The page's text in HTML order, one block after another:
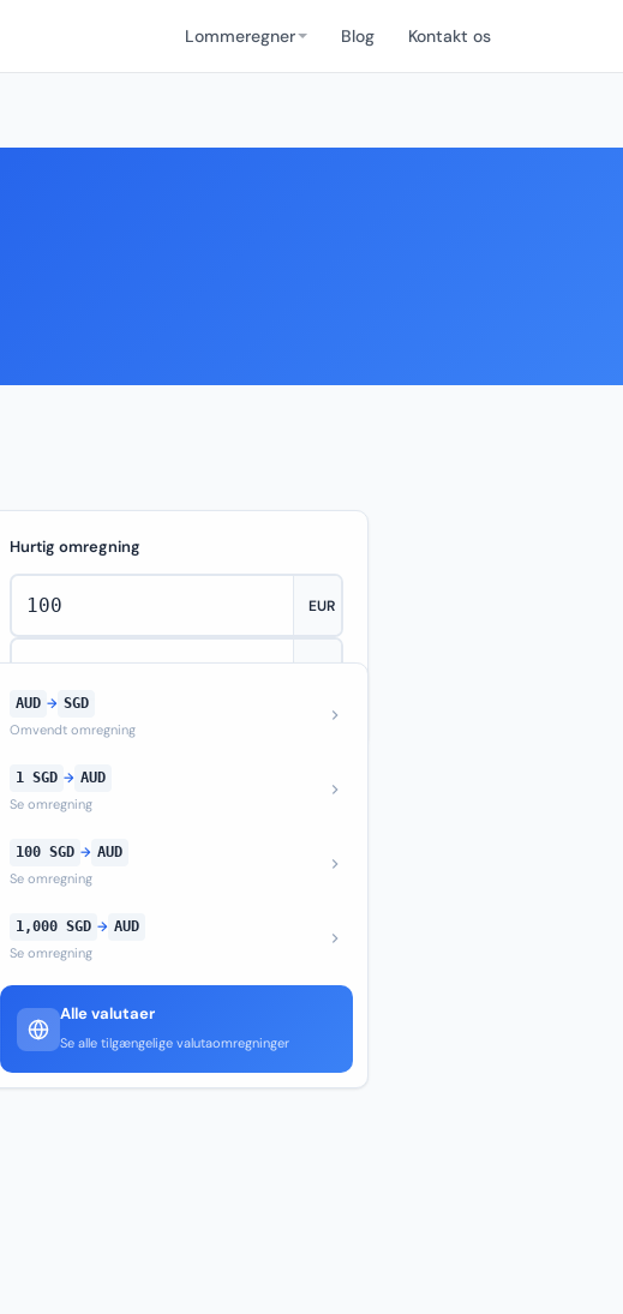
Lommeregner Blog Kontakt os
Hurtig omregning
AUD → SGD
Omvendt omregning
1 SGD → AUD
Se omregning
100 SGD → AUD
Se omregning
1,000 SGD → AUD
Se omregning
Alle valutaer
Se alle tilgængelige valutaomregninger